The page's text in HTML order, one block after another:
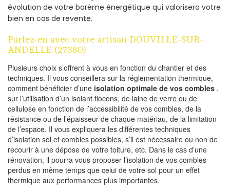
évolution de votre barème énergétique qui valorisera votre
bien en cas de revente.
Parlez-en avec votre artisan DOUVILLE-SUR-
ANDELLE (27380)
Plusieurs choix s’offrent à vous en fonction du chantier et des
techniques. Il vous conseillera sur la réglementation thermique,
comment bénéficier d’une isolation optimale de vos combles ,
sur l’utilisation d’un isolant flocons, de laine de verre ou de
cellulose en fonction de l’accessibilité de vos combles, de la
résistance ou de l’épaisseur de chaque matériau, de la limitation
de l’espace. Il vous expliquera les différentes techniques
d’isolation sol et combles possibles, s’il est nécessaire ou non de
recourir à une dépose de votre toiture, etc. Dans le cas d’une
rénovation, il pourra vous proposer l’isolation de vos combles
perdus en même temps que celui de votre sol pour un effet
thermique aux performances plus importantes.